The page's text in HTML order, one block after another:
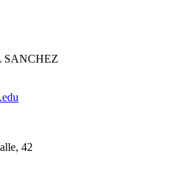
SANCHEZ
42